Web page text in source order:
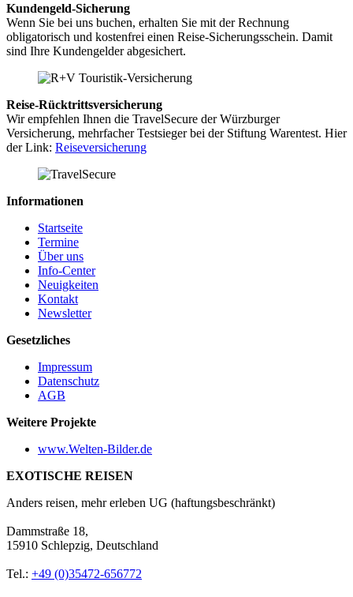
Kundengeld-Sicherung
Wenn Sie bei uns buchen, erhalten Sie mit der Rechnung
obligatorisch und kostenfrei einen Reise-Sicherungsschein. Damit
sind Ihre Kundengelder abgesichert.
Reise-Rücktrittsversicherung
Wir empfehlen Ihnen die TravelSecure der Würzburger
Versicherung, mehrfacher Testsieger bei der Stiftung Warentest. Hier
der Link: Reiseversicherung
Informationen
Startseite
Termine
Über uns
Info-Center
Neuigkeiten
Kontakt
Newsletter
Gesetzliches
Impressum
Datenschutz
AGB
Weitere Projekte
www.Welten-Bilder.de
EXOTISCHE REISEN
Anders reisen, mehr erleben UG (haftungsbeschränkt)
Dammstraße 18,
15910 Schlepzig, Deutschland
Tel.: +49 (0)35472-656772